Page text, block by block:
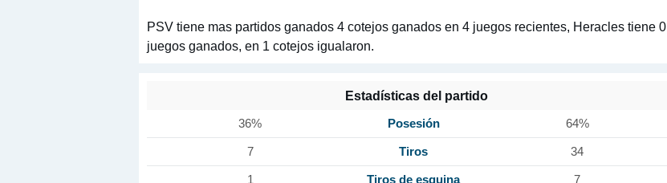
PSV tiene mas partidos ganados 4 cotejos ganados en 4 juegos recientes, Heracles tiene 0
juegos ganados, en 1 cotejos igualaron.
Estadísticas del partido
36% Posesión 64%
7 Tiros 34
1 Tiros de esquina 7